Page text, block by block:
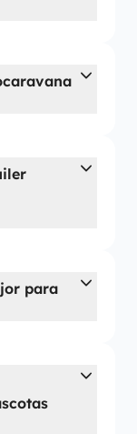
para